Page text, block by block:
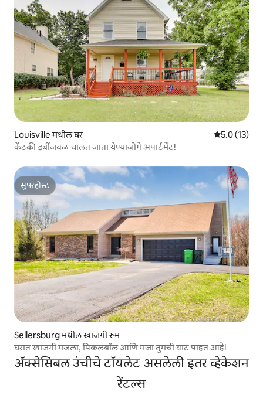
Louisville मधील घर 5 पैकी 5.0
5.0 (13)
केंटकी डर्बीजवळ चालत जाता येण्याजोगे अपार्टमेंट!
सुपरहोस्ट
सुपरहोस्ट
Sellersburg मधील खाजगी रूम
घरात खाजगी मजला, पिकलबॉल आणि मजा तुमची वाट पाहत आहे!
ॲक्सेसिबल उंचीचे टॉयलेट असलेली इतर व्हेकेशन
रेंटल्स